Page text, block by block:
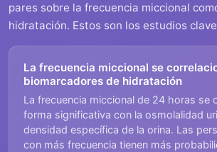
pares sobre la frecuencia miccional
hidratación. Estos son los estudios
La frecuencia miccional se
biomarcadores de hidratación
La frecuencia miccional de 24 horas se
forma significativa con la osmolalidad
densidad específica de la orina. Las
con más frecuencia tienen más